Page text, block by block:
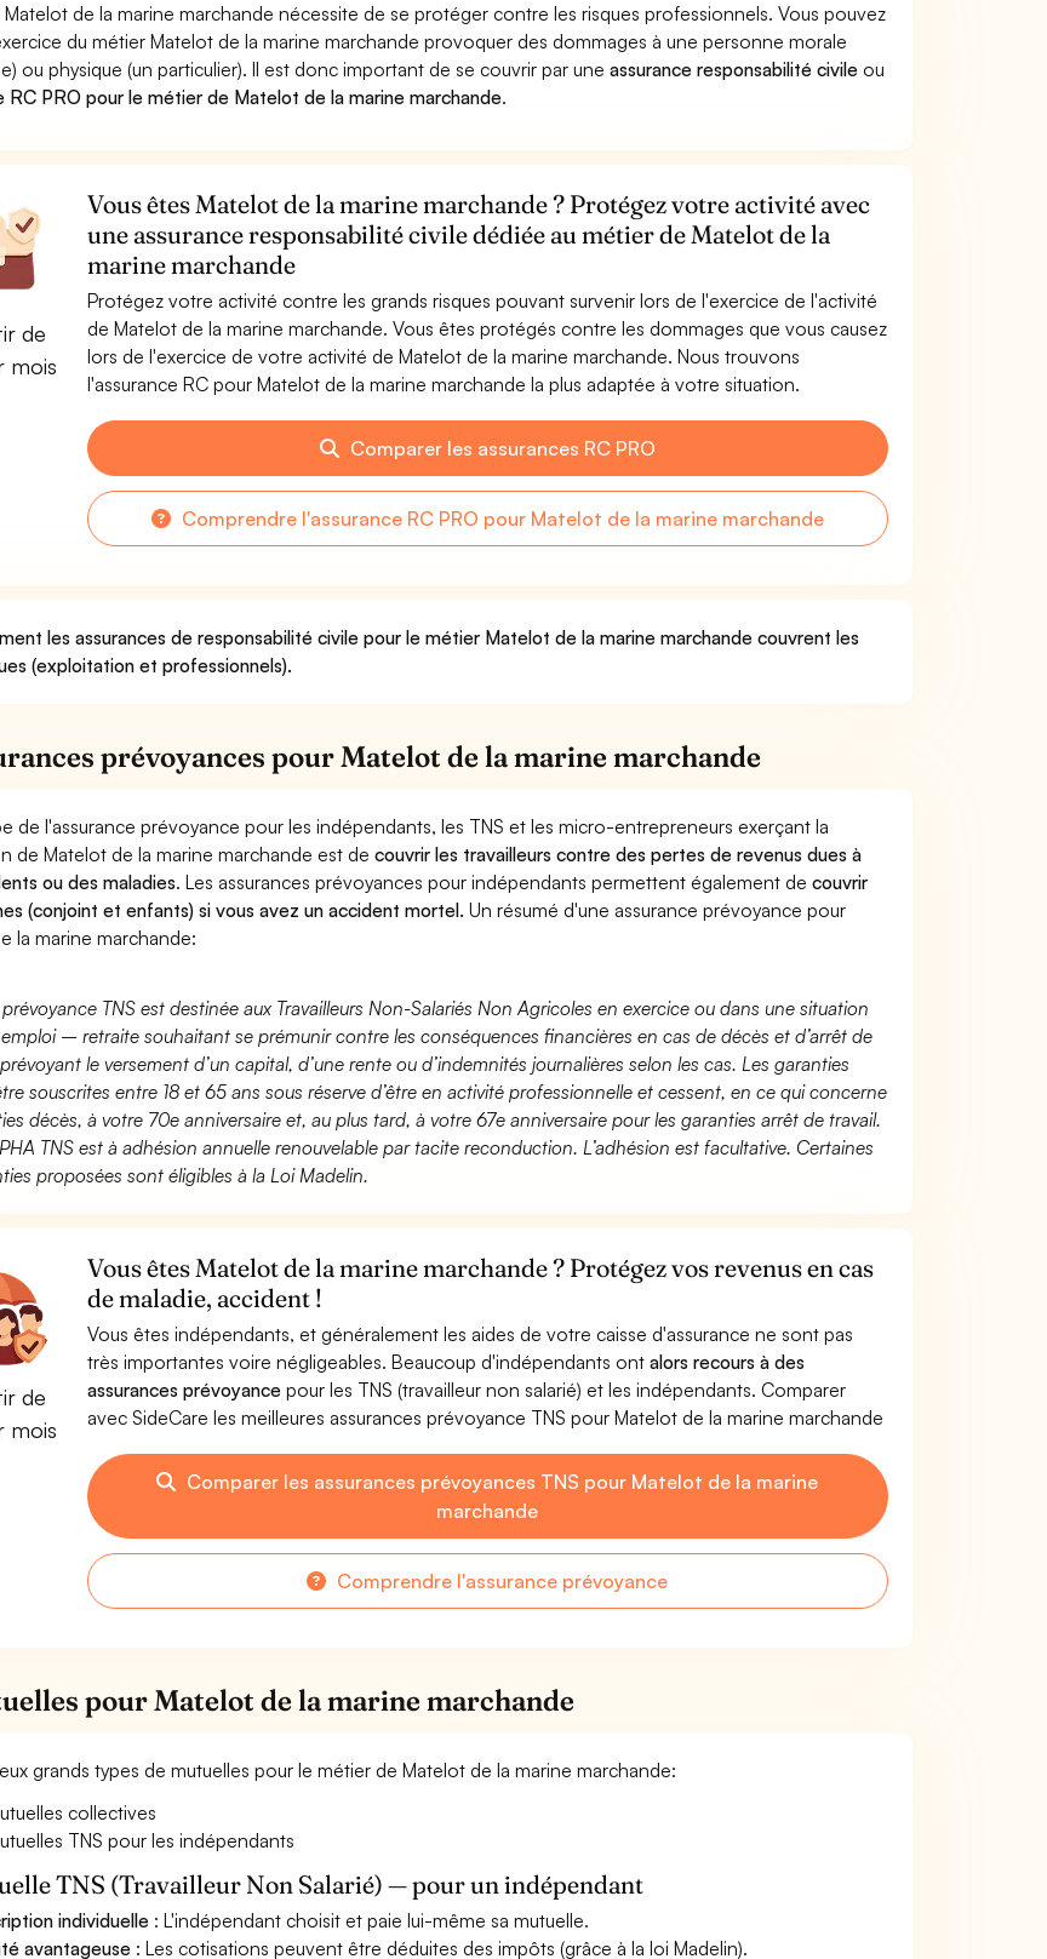
Matelot de la marine marchande nécessite de se protéger contre les risques professionnels. Vous pouvez
du métier Matelot de la marine marchande provoquer des dommages à une personne morale
ou physique (un particulier). Il est donc important de se couvrir par uneassurance responsabilité civile ou
RC PRO pour le métier de Matelot de la marine marchande.
de
mois
Vous êtes Matelot de la marine marchande ? Protégez votre activité avec
une assurance responsabilité civile dédiée au métier de Matelot de la
marine marchande
Protégez votre activité contre les grands risques pouvant survenir lors de l'exercice de l'activité
de Matelot de la marine marchande. Vous êtes protégés contre les dommages que vous causez
lors de l'exercice de votre activité de Matelot de la marine marchande. Nous trouvons
l'assurance RC pour Matelot de la marine marchande la plus adaptée à votre situation.
Comparer les assurances RC PRO
Comprendre l'assurance RC PRO pour Matelot de la marine marchande
les assurances de responsabilité civile pour le métier Matelot de la marine marchande couvrent les
(exploitation et professionnels).
prévoyances pour Matelot de la marine marchande
de l'assurance prévoyance pour les indépendants, les TNS et les micro-entrepreneurs exerçant la
de Matelot de la marine marchande est decouvrir les travailleurs contre des pertes de revenus dues à
ou des maladies. Les assurances prévoyances pour indépendants permettent également decouvrir
(conjoint et enfants) si vous avez un accident mortel. Un résumé d'une assurance prévoyance pour
la marine marchande:
prévoyance TNS est destinée aux Travailleurs Non-Salariés Non Agricoles en exercice ou dans une situation
– retraite souhaitant se prémunir contre les conséquences financières en cas de décès et d’arrêt de
le versement d’un capital, d’une rente ou d’indemnités journalières selon les cas. Les garanties
souscrites entre 18 et 65 ans sous réserve d’être en activité professionnelle et cessent, en ce qui concerne
décès, à votre 70e anniversaire et, au plus tard, à votre 67e anniversaire pour les garanties arrêt de travail.
TNS est à adhésion annuelle renouvelable par tacite reconduction. L’adhésion est facultative. Certaines
proposées sont éligibles à la Loi Madelin.
de
mois
Vous êtes Matelot de la marine marchande ? Protégez vos revenus en cas
de maladie, accident !
Vous êtes indépendants, et généralement les aides de votre caisse d'assurance ne sont pas
très importantes voire négligeables. Beaucoup d'indépendants ont alors recours à des
assurances prévoyancepour les TNS (travailleur non salarié) et les indépendants. Comparer
avec SideCare les meilleures assurances prévoyance TNS pour Matelot de la marine marchande
Comparer les assurances prévoyances TNS pour Matelot de la marine
marchande
Comprendre l'assurance prévoyance
pour Matelot de la marine marchande
grands types de mutuelles pour le métier de Matelot de la marine marchande:
collectives
TNS pour les indépendants
TNS (Travailleur Non Salarié) — pour un indépendant
individuelle : L'indépendant choisit et paie lui-même sa mutuelle.
avantageuse : Les cotisations peuvent être déduites des impôts (grâce à la loi Madelin).